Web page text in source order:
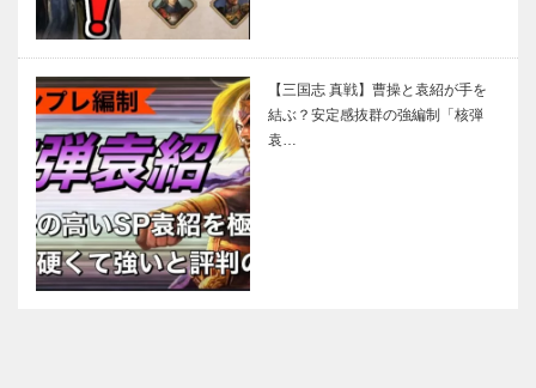
【三国志 真戦】曹操と袁紹が手を
結ぶ？安定感抜群の強編制「核弾
袁…